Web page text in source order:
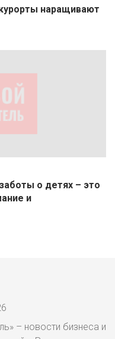
наращивают
о детях – это
и
– новости бизнеса и